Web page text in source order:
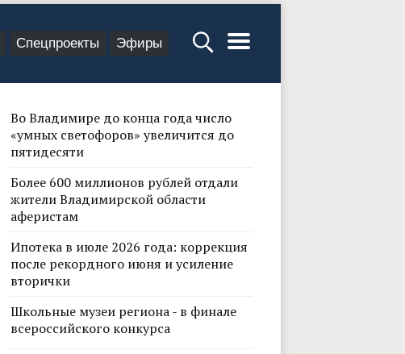
Спецпроекты Эфиры
Во Владимире до конца года число
«умных светофоров» увеличится до
пятидесяти
Более 600 миллионов рублей отдали
жители Владимирской области
аферистам
Ипотека в июле 2026 года: коррекция
после рекордного июня и усиление
вторички
Школьные музеи региона - в финале
всероссийского конкурса